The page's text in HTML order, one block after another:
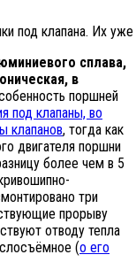
под клапана. Их уже
сплава,
в
поршней
под клапаны, во
клапанов, тогда как
двигателя поршни
более чем в 5
три
прорыву
отводу тепла
(о его